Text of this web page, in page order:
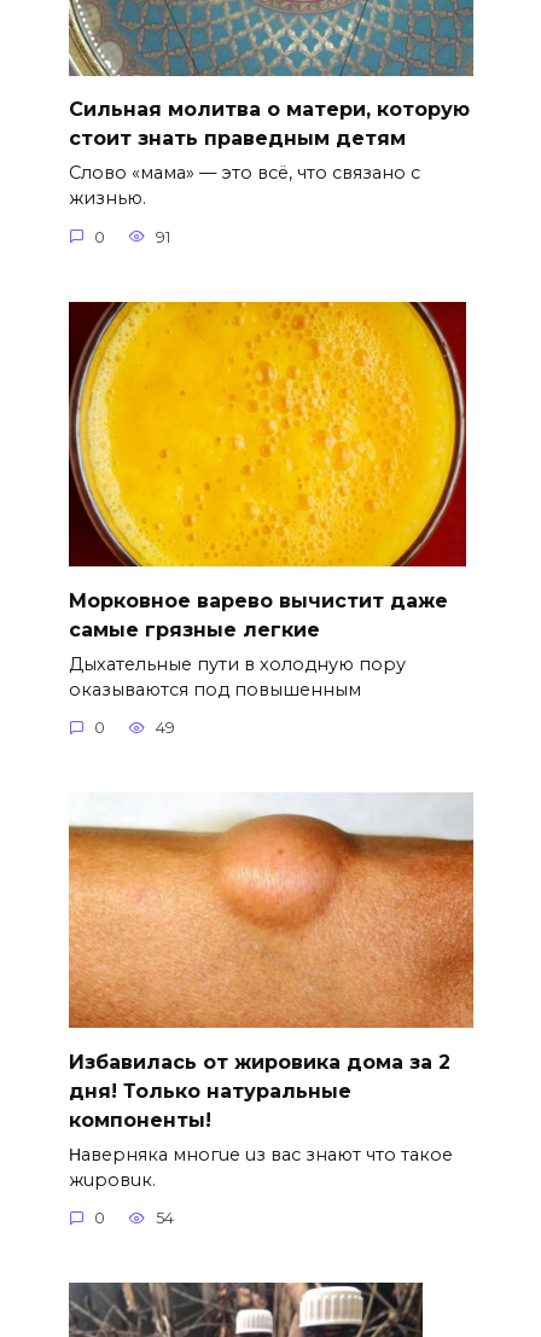
Сильная молитва о матери, которую
стоит знать праведным детям
Слово «мама» — это всё, что связано с
жизнью.
0 91
Морковное варево вычистит даже
самые грязные легкие
Дыхательные пути в холодную пору
оказываются под повышенным
0 49
Избавилась от жировика дома за 2
дня! Только натуральные
компоненты!
Ηавepняка многue uз вас знают что такоe
жuровuк.
0 54